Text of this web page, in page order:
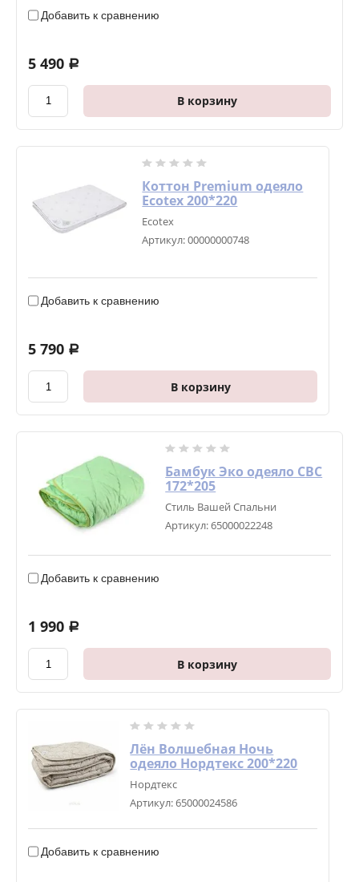
Добавить к сравнению
5 490 a
В корзину
Коттон Premium одеяло
Ecotex 200*220
Ecotex
Артикул:00000000748
Добавить к сравнению
5 790 a
В корзину
Бамбук Эко одеяло СВС
172*205
Стиль Вашей Спальни
Артикул:65000022248
Добавить к сравнению
1 990 a
В корзину
Лён Волшебная Ночь
одеяло Нордтекс 200*220
Нордтекс
Артикул:65000024586
Добавить к сравнению